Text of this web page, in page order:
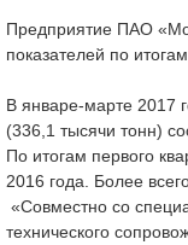
Предприятие ПАО
показателей по
В январе-марте 2017
(336,1 тысячи тонн)
По итогам первого
2016 года. Более
«Совместно со
технического